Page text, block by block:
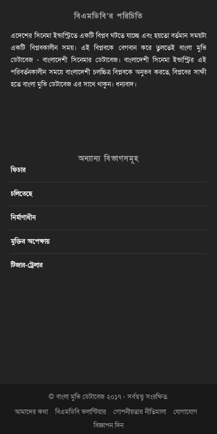
বিএমডিবি’র পরিচিতি
এদেশের সিনেমা ইন্ডাস্ট্রিতে একটি বিপ্লব ঘটতে যাচ্ছে এবং হয়তো বর্তমান সময়টা
একটি বিপ্লবকালীন সময়। এই বিপ্লবকে বেগবান করে তুলতেই বাংলা মুভি
ডেটাবেজ - বাংলাদেশী সিনেমার ডেটাবেজ। বাংলাদেশী সিনেমা ইন্ডাস্ট্রির এই
পরিবর্তনকালীন সময়ে বাংলাদেশী চলচ্চিত্র বিপ্লবকে অনুভব করতে, বিপ্লবের সাক্ষী
হতে বাংলা মুভি ডেটাবেজ এর সাথে থাকুন। ধন্যবাদ।
অন্যান্য বিভাগসমূহ
ফিচার
চলিতেছে
নির্মাণাধীন
মুক্তির অপেক্ষায়
টিজার-ট্রেলার
© বাংলা মুভি ডেটাবেজ ২০১৭ - সর্বস্বত্ত্ব সংরক্ষিত.
আমাদের কথা
বিএমডিবি ভলান্টিয়ার গোপনীয়তার নীতিমালা
যোগাযোগ
বিজ্ঞাপন দিন